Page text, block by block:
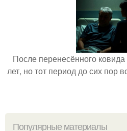
После перенесённого
лет, но тот период до сих пор
Популярные материалы